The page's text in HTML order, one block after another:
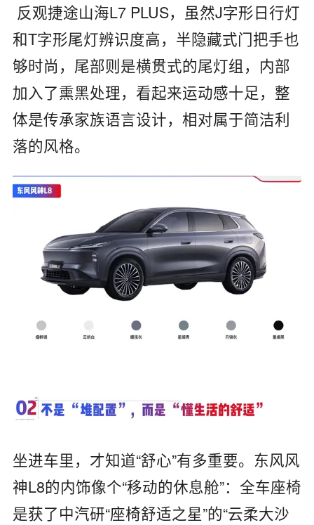
反观捷途山海L7 PLUS，虽然J字形日行灯
和T字形尾灯辨识度高，半隐藏式门把手也
够时尚，尾部则是横贯式的尾灯组，内部
加入了熏黑处理，看起来运动感十足，整
体是传承家族语言设计，相对属于简洁利
落的风格。
坐进车里，才知道“舒心”有多重要。东风风
神L8的内饰像个“移动的休息舱”：全车座椅
是获了中汽研“座椅舒适之星”的“云柔大沙